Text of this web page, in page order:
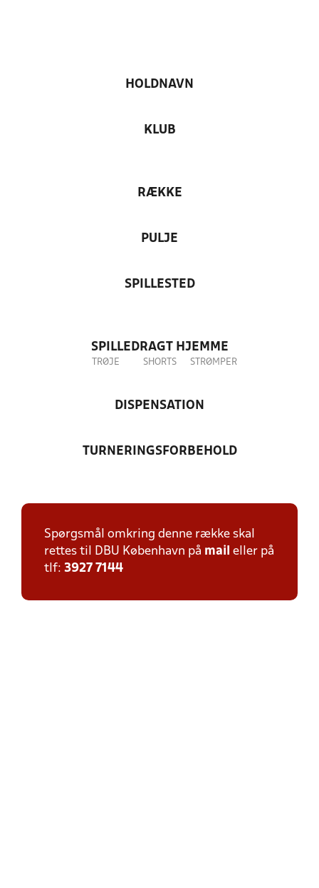
HOLDNAVN
KLUB
RÆKKE
PULJE
SPILLESTED
SPILLEDRAGT HJEMME
TRØJE SHORTS STRØMPER
DISPENSATION
TURNERINGSFORBEHOLD
Spørgsmål omkring denne række skal
rettes til DBU København på mail eller på
tlf: 3927 7144